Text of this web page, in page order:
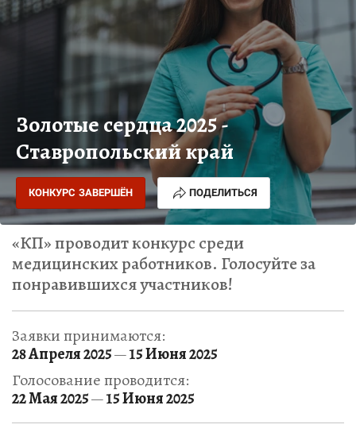
Золотые сердца 2025 -
Ставропольский край
КОНКУРС ЗАВЕРШЁН ПОДЕЛИТЬСЯ
«КП» проводит конкурс среди
медицинских работников. Голосуйте за
понравившихся участников!
Заявки принимаются:
28 Апреля 2025—15 Июня 2025
Голосование проводится:
22 Мая 2025—15 Июня 2025